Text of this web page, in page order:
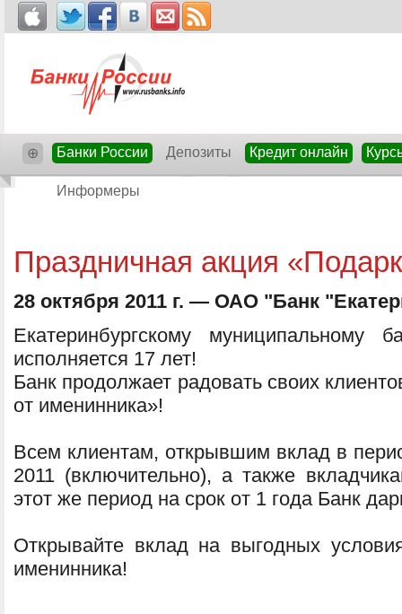
⊕ Банки России Депозиты Кредит онлайн
Информеры
Праздничная акция
28 октября 2011 г. — ОАО "Банк
Екатеринбургскому
исполняется 17 лет!
Банк продолжает радовать своих
от именинника»!
Всем клиентам, открывшим вклад в
2011 (включительно), а также
этот же период на срок от 1 года Банк
Открывайте вклад на выгодных
именинника!